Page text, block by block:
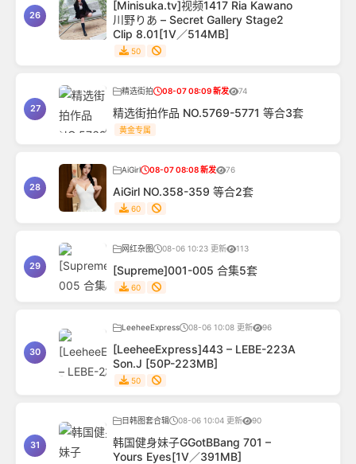
26
[Minisuka.tv]视频1417 Ria Kawano
川野りあ – Secret Gallery Stage2
Clip 8.01[1V／514MB]
50
27
精选街拍 08-07 08:09 新发 74
精选街拍作品 NO.5769-5771 等合3套
黄金专属
28
AiGirl 08-07 08:08 新发 76
AiGirl NO.358-359 等合2套
60
29
网红杂图 08-06 10:23 更新 113
[Supreme]001-005 合集5套
60
30
LeeheeExpress 08-06 10:08 更新 96
[LeeheeExpress]443 – LEBE-223A
Son.J [50P-223MB]
50
31
日韩图套合辑 08-06 10:04 更新 90
韩国健身妹子GGotBBang 701 –
Yours Eyes[1V／391MB]